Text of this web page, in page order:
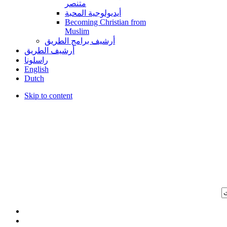
متنصر
أيديولوجية المحبة
Becoming Christian from
Muslim
أرشيف برامج الطريق
أرشيف الطريق
راسلونا
English
Dutch
Skip to content